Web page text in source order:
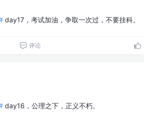
day17，考试加油，争取一次过，不要挂科。
评论
day16，公理之下，正义不朽。